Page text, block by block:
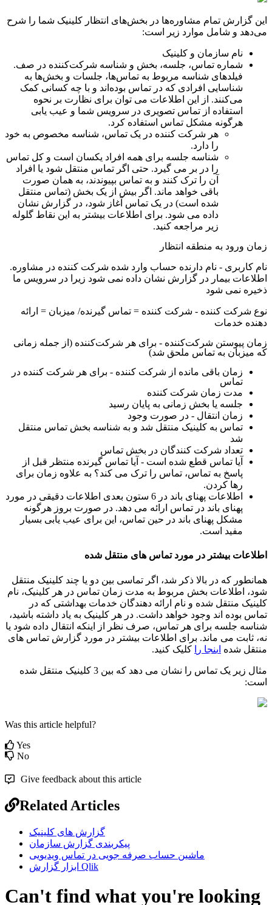
ین گز ر ش تمام مشاور هها در بخشهای نتظار کلینیک شما ر شر ح
میدهد و شامل مو ر د ز یر ست:
نام ساز مان و کلینیک
شمار ه تماس، جلسه، بخش و شناسه شر کتکننده در صف.
فیلدهای شناسه مر بوط به تماسها، جلسات و بخشها به
شناسایی فر دی که در تماس بوده ند و با چه کسانی کمک
میکنند. ز ین طلعات می تو ن بر ی نظار ت بر نحوه
ستفاده ز تماس تصویر ی در سر ویس شما و عیب یابی
هر گونه مشکل تماس ستفاده کر د.
هر شر کت کننده در یک تماس، شناسه مخصوص به خود
ر
د ر د.
شناسه جلسه بر ی همه فر د یکسان ست و کل تماس
ر
در بر می گیر د. حتی گر تماس منتقل شود یا فر د
ن ر ترک کنند و به تماس بپیوندند، به همان صور ت
باقی خو هد ماند. گر بیش ز یک بخش (تماس منتقل
شده ست) در یک تماس غاز شود، در گز ر ش نشان
د ده می شود. بر ی طلعات بیشتر به ین نقاط گلوله
ز یر مر جعه کنید.
ز مان ور ود به منطقه نتظار
نام کار بر ی - نام د ر نده حساب و ر د شده شر کت کننده در مشاور ه.
طلعات بیمار در گز ر ش نشان د ده نمی شود ز یر در سر ویس ما
ذخیر ه نمی شود
نوع شر کت کننده - شر کت کننده = تماس گیر نده/ میز بان = ر ئه
دهنده خدمات
ز مان پیوستن شر کتکننده - بر ی هر شر کتکننده ( ز جمله ز مانی
که میز بان به تماس ملحق شد)
ز مان باقی مانده ز شر کت کننده - بر ی هر شر کت کننده در
تماس
مدت ز مان شر کت کننده
جلسه یا بخش ز مانی به پایان ر سید
ز مان نتقال - در صور ت وجود
تماس به کلینیک منتقل شد و به شناسه بخش تماس منتقل
شد
تعد د شر کت کنندگان در بخش تماس
یا تماس قطع شده ست - یا تماس گیر نده منتظر قبل ز
پاسخ به تماس، تماس ر ترک می کند؟ به علوه ز مان بر ی
ر ها کر دن.
طلعات پهنای باند در 6 ستون بعدی طلعات دقیقی در مور د
پهنای باند در تماس ر ئه می دهد. در صور ت بر وز هر گونه
مشکل پهنای باند در حین تماس، ین بر ی عیب یابی بسیار
مفید ست.
طلعات بیشتر در مور د تماس های منتقل شده
همانطور که در بال ذکر شد، گر تماسی بین دو یا چند کلینیک منتقل
شود، طلعات بخش مر بوط به مدت ز مان تماس در هر کلینیک، نام
کلینیک منتقل شده و نام ر ئه دهندگان خدمات بهد شتی که در
تماس بوده ند وجود خو هد د شت. در هر کلینیک به یاد د شته باشید،
شناسه جلسه بر ی هر تماس، صر ف نظر ز ینکه نتقال د ده شود یا
نه، ثابت می ماند. بر ی طلعات بیشتر در مور د گز ر ش تماس های
منتقل شده ینجا ر کلیک کنید.
مثال ز یر یک تماس ر نشان می دهد که بین 3 کلینیک منتقل شده
ست:
Was this article helpful?
Yes
No
Give feedback about this article
Related Articles
گزارش های کلینیک
پیکربندی گزارش سازمان
ماشین حساب صرفه جویی در تماس ویدیویی
ابزار گزارش Qlik
Can't find what you're looking